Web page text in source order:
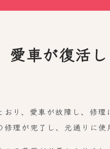
愛車が復活
おり、愛車が故障し、修
修理が完了し、元通りに